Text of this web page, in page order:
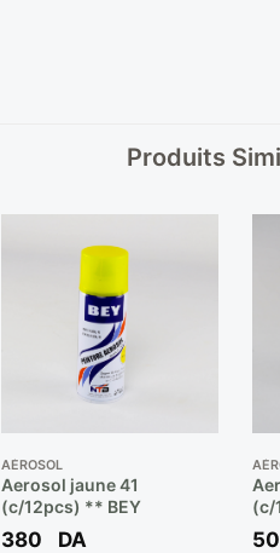
Produits
AÉROSOL
Aerosol jaune 41
(c/12pcs) ** BEY
380 DA
(c/